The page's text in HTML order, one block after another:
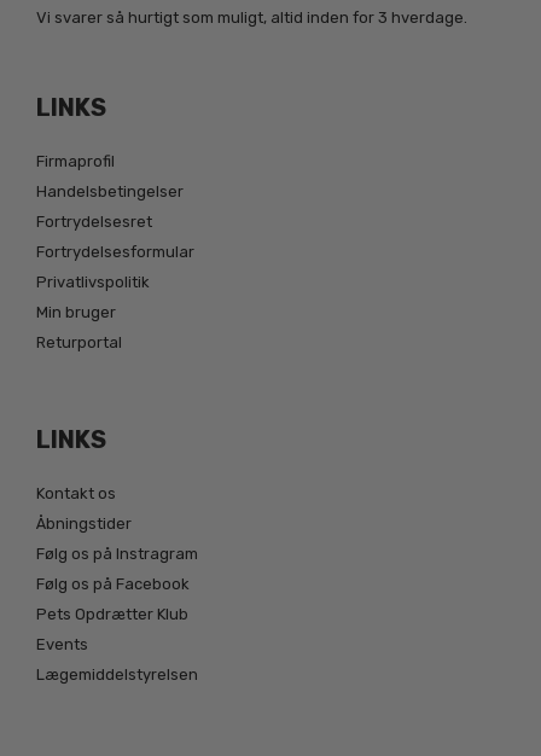
Vi svarer så hurtigt som muligt, altid inden for 3 hverdage.
LINKS
Firmaprofil
Handelsbetingelser
Fortrydelsesret
Fortrydelsesformular
Privatlivspolitik
Min bruger
Returportal
LINKS
Kontakt os
Åbningstider
Følg os på Instragram
Følg os på Facebook
Pets Opdrætter Klub
Events
Lægemiddelstyrelsen